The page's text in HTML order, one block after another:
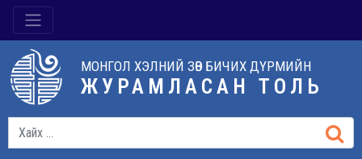
МОНГОЛ ХЭЛНИЙ ЗӨВ БИЧИХ ДҮРМИЙН
ЖУРАМЛАСАН ТОЛЬ